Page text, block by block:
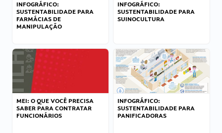
INFOGRÁFICO:
SUSTENTABILIDADE PARA
FARMÁCIAS DE
MANIPULAÇÃO
INFOGRÁFICO:
SUSTENTABILIDADE PARA
SUINOCULTURA
MEI: O QUE VOCÊ PRECISA
SABER PARA CONTRATAR
FUNCIONÁRIOS
INFOGRÁFICO:
SUSTENTABILIDADE PARA
PANIFICADORAS